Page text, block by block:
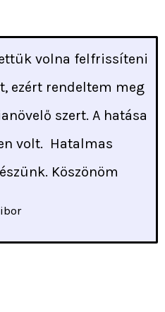
volna felfrissíteni
ezért rendeltem meg
szert. A hatása
volt. Hatalmas
Köszönöm